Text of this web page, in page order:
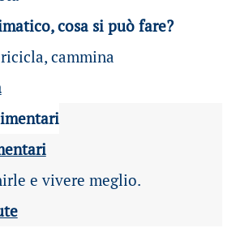
cosa si può fare?
cammina
e vivere meglio.